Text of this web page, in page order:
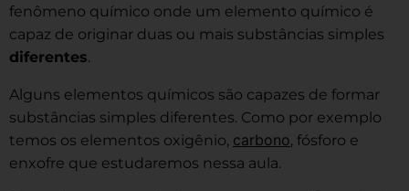
fenômeno químico onde um elemento químico é
capaz de originar duas ou mais substâncias simples
diferentes.
Alguns elementos químicos são capazes de formar
substâncias simples diferentes. Como por exemplo
temos os elementos oxigênio, carbono, fósforo e
enxofre que estudaremos nessa aula.